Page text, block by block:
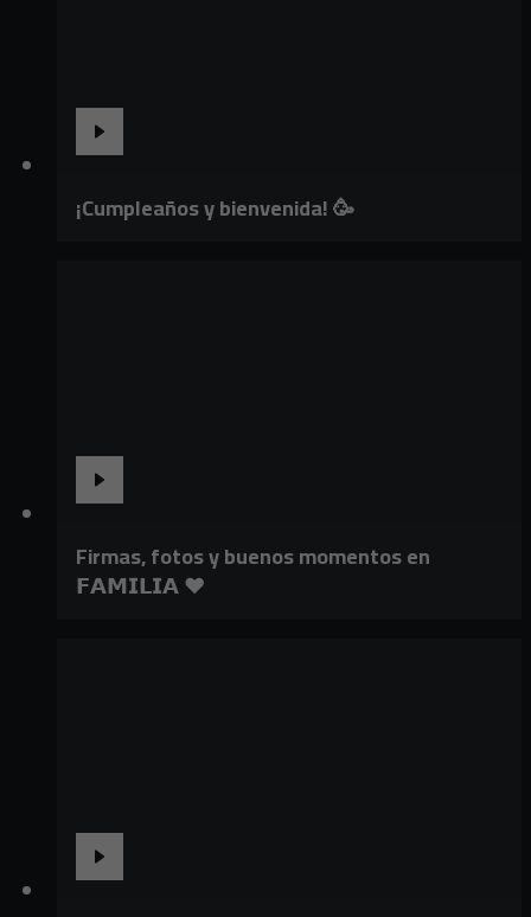
¡Cumpleaños y bienvenida! 🥳
Firmas, fotos y buenos momentos en
𝗙𝗔𝗠𝗜𝗟𝗜𝗔 ❤️